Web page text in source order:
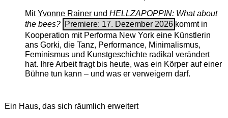
MitYvonne Rainerund HELLZAPOPPIN: What about
the bees? Premiere: 17. Dezember 2026 kommt in
Kooperation mit Performa New York eine Künstlerin
ans Gorki, die Tanz, Performance, Minimalismus,
Feminismus und Kunstgeschichte radikal verändert
hat. Ihre Arbeit fragt bis heute, was ein Körper auf einer
Bühne tun kann – und was er verweigern darf.
Ein Haus, das sich räumlich erweitert